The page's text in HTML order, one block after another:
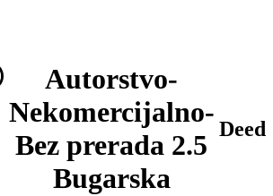
Autorstvo-
Nekomercijalno-
Bez prerada 2.5
Bugarska
Deed